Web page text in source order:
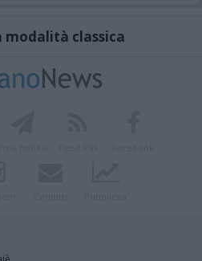
modalità classica